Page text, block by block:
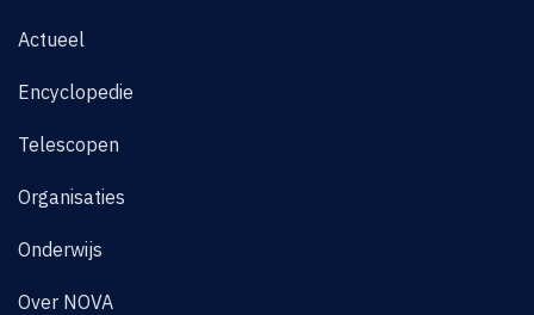
Actueel
Encyclopedie
Telescopen
Organisaties
Onderwijs
Over NOVA